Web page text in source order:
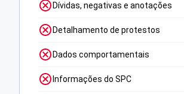
Dívidas, negativas e anotações
Detalhamento de protestos
Dados comportamentais
Informações do SPC